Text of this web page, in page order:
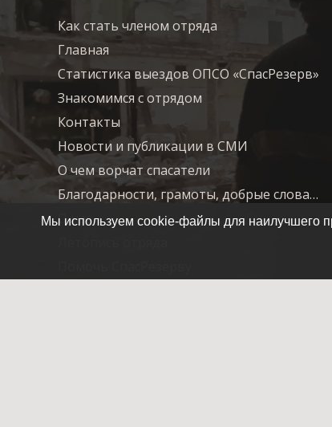
Как стать членом отряда
Главная
Статистика выездов ОПСО «СпасРезерв»
Знакомимся с отрядом
Контакты
Новости и публикации в СМИ
О чем ворчат спасатели
Благодарности, грамоты, добрые слова…
О нас
Мы используем cookie-файлы для наилучшего